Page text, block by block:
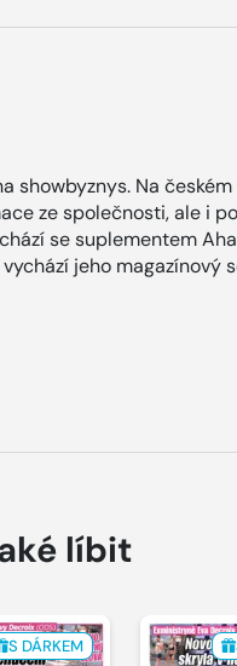
showbyznys. Na
ze společnosti, ale i
se suplementem
jeho magazínový
líbit
S DÁRKEM